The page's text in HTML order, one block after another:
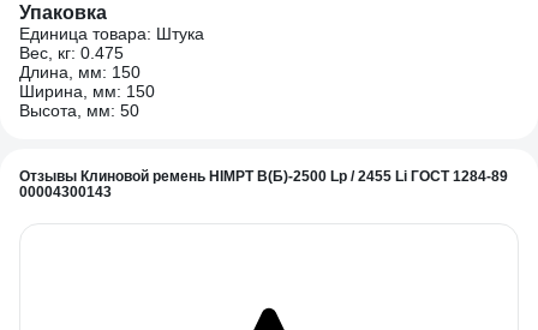
Упаковка
Единица товара: Штука
Вес, кг: 0.475
Длина, мм: 150
Ширина, мм: 150
Высота, мм: 50
Отзывы Клиновой ремень HIMPT В(Б)-2500 Lp / 2455 Li ГОСТ 1284-89
00004300143